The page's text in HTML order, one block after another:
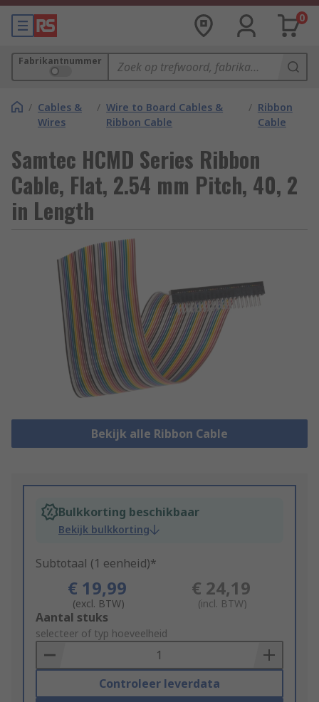
0
Fabrikantnummer
/ Cables &
Wires
/ Wire to Board Cables &
Ribbon Cable
/ Ribbon
Cable
Samtec HCMD Series Ribbon
Cable, Flat, 2.54 mm Pitch, 40, 2
in Length
Bekijk alle Ribbon Cable
Bulkkorting beschikbaar
Bekijk bulkkorting
Subtotaal (1 eenheid)*
€ 19,99
(excl. BTW)
€ 24,19
(incl. BTW)
Add
to
Basket
Aantal stuks
selecteer of typ hoeveelheid
Controleer leverdata